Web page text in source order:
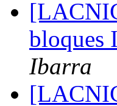
bloques
Ibarra